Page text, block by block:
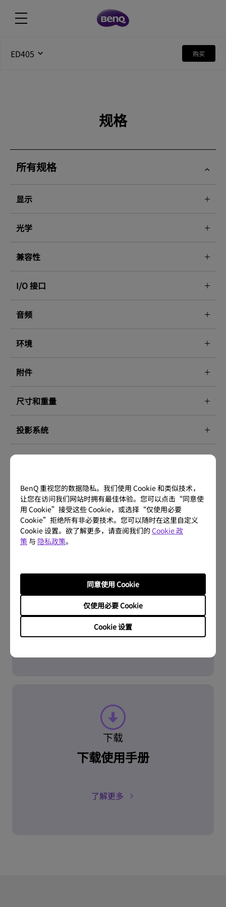
BenQ 重视您的数据隐私。我们使用 Cookie 和类似技术，
让您在访问我们网站时拥有最佳体验。您可以点击“同意使
用 Cookie”接受这些 Cookie，或选择“仅使用必要
Cookie”拒绝所有非必要技术。您可以随时在这里自定义
Cookie 设置。欲了解更多，请查阅我们的 Cookie 政
策 与 隐私政策。
Cookie 设置
仅使用必要 Cookie
同意使用 Cookie
ED405 购买
规格
所有规格
显示
光学
兼容性
I/O 接口
音频
环境
附件
尺寸和重量
投影系统
问题解答
常见问题
了解更多
下载
下载使用手册
了解更多